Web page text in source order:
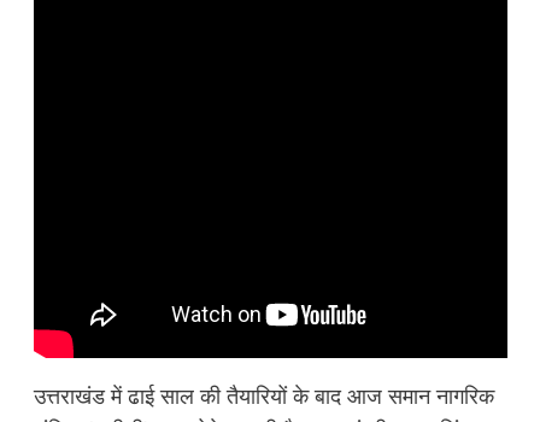
उत्तराखंड में ढाई साल की तैयारियों के बाद आज समान नागरिक